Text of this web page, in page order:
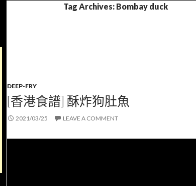
Tag Archives: Bombay duck
DEEP-FRY
[香港食譜] 酥炸狗肚魚
2021/03/25 LEAVE A COMMENT